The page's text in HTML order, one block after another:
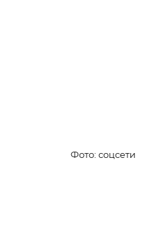
Фото: соцсети